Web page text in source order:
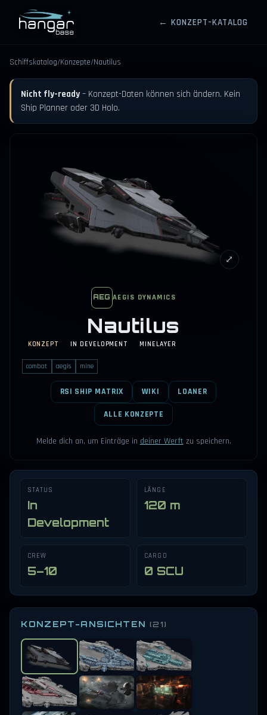
HANGARBASE
← KONZEPT-KATALOG
Schiffskatalog/Konzepte/Nautilus
Nicht fly-ready – Konzept-Daten können sich ändern. Kein
Ship Planner oder 3D Holo.
AEG AEGIS DYNAMICS
Nautilus
KONZEPT IN DEVELOPMENT MINELAYER
combat aegis mine
RSI SHIP MATRIX WIKI LOANER
ALLE KONZEPTE
Melde dich an, um Einträge in deiner Werft zu speichern.
⤢
STATUS
In
Development
LÄNGE
120 m
CREW
5–10
CARGO
0 SCU
KONZEPT-ANSICHTEN (21)